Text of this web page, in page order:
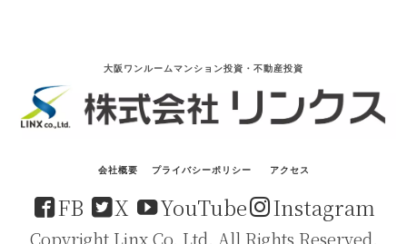
大阪ワンルームマンション投資・不動産投資
会社概要 プライバシーポリシー アクセス
FB X YouTube Instagram
Copyright Linx Co.,Ltd. All Rights Reserved.